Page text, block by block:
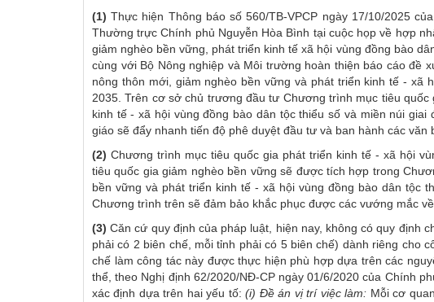
(1) Thực hiện Thông báo số 560/TB-VPCP ngày 17/10/2025
Thường trực Chính phủ Nguyễn Hòa Bình tại cuộc họp về hợp
giảm nghèo bền vững, phát triển kinh tế xã hội vùng đồng bào
cùng với Bộ Nông nghiệp và Môi trường hoàn thiện báo cáo đề
nông thôn mới, giảm nghèo bền vững và phát triển kinh tế - xã
2035. Trên cơ sở chủ trương đầu tư Chương trình mục tiêu
kinh tế - xã hội vùng đồng bào dân tộc thiểu số và miền núi
giáo sẽ đẩy nhanh tiến độ phê duyệt đầu tư và ban hành các
(2) Chương trình mục tiêu quốc gia phát triển kinh tế - xã hội
tiêu quốc gia giảm nghèo bền vững sẽ được tích hợp trong
bền vững và phát triển kinh tế - xã hội vùng đồng bào dân tộc
Chương trình trên sẽ đảm bảo khắc phục được các vướng mắc
(3) Căn cứ quy định của pháp luật, hiện nay, không có quy định
phải có 2 biên chế, mỗi tỉnh phải có 5 biên chế) dành riêng cho
chế làm công tác này được thực hiện phù hợp dựa trên các
thể, theo Nghị định 62/2020/NĐ-CP ngày 01/6/2020 của Chính
xác định dựa trên hai yếu tố:(i) Đề án vị trí việc làm: Mỗi cơ